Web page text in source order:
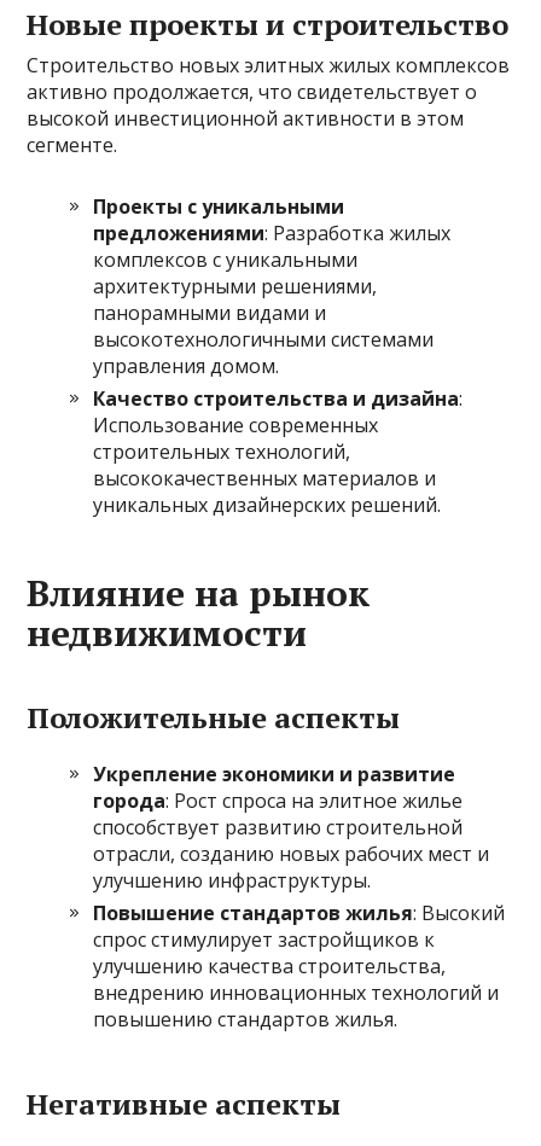
Новые проекты и строительство
Строительство новых элитных жилых комплексов
активно продолжается, что свидетельствует о
высокой инвестиционной активности в этом
сегменте.
Проекты с уникальными
предложениями: Разработка жилых
комплексов с уникальными
архитектурными решениями,
панорамными видами и
высокотехнологичными системами
управления домом.
Качество строительства и дизайна:
Использование современных
строительных технологий,
высококачественных материалов и
уникальных дизайнерских решений.
Влияние на рынок
недвижимости
Положительные аспекты
Укрепление экономики и развитие
города: Рост спроса на элитное жилье
способствует развитию строительной
отрасли, созданию новых рабочих мест и
улучшению инфраструктуры.
Повышение стандартов жилья: Высокий
спрос стимулирует застройщиков к
улучшению качества строительства,
внедрению инновационных технологий и
повышению стандартов жилья.
Негативные аспекты